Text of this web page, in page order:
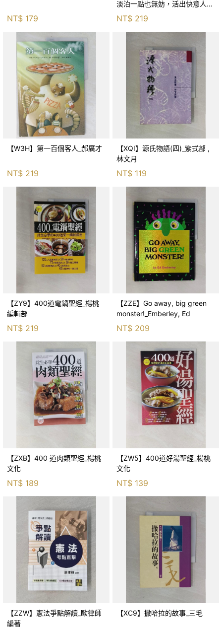
NT$ 179
淡泊一點也無妨，活出快意人生
的99個禪練習！_枡野俊明, 黃
薇嬪
NT$ 219
【W3H】第一百個客人_郝廣才
NT$ 219
【XQI】源氏物語(四)_紫式部 ,
林文月
NT$ 119
【ZY9】400道電鍋聖經_楊桃
編輯部
NT$ 219
【ZZE】Go away, big green
monster!_Emberley, Ed
NT$ 209
【ZXB】400 道肉類聖經_楊桃
文化
NT$ 189
【ZW5】400道好湯聖經_楊桃
文化
NT$ 139
【ZZW】憲法爭點解讀_歐律師
編著
【XC9】撒哈拉的故事_三毛